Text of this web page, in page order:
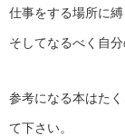
仕事をする場所に縛
そしてなるべく自
参考になる本はた
て下さい。